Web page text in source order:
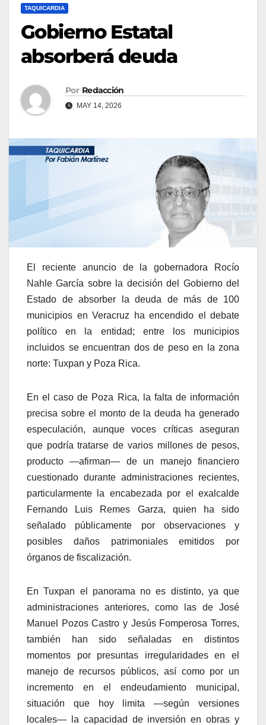
TAQUICARDIA
Gobierno Estatal
absorberá deuda
Por Redacción
MAY 14, 2026
El reciente anuncio de la gobernadora Rocío
Nahle García sobre la decisión del Gobierno del
Estado de absorber la deuda de más de 100
municipios en Veracruz ha encendido el debate
político en la entidad; entre los municipios
incluidos se encuentran dos de peso en la zona
norte: Tuxpan y Poza Rica.
En el caso de Poza Rica, la falta de información
precisa sobre el monto de la deuda ha generado
especulación, aunque voces críticas aseguran
que podría tratarse de varios millones de pesos,
producto —afirman— de un manejo financiero
cuestionado durante administraciones recientes,
particularmente la encabezada por el exalcalde
Fernando Luis Remes Garza, quien ha sido
señalado públicamente por observaciones y
posibles daños patrimoniales emitidos por
órganos de fiscalización.
En Tuxpan el panorama no es distinto, ya que
administraciones anteriores, como las de José
Manuel Pozos Castro y Jesús Fomperosa Torres,
también han sido señaladas en distintos
momentos por presuntas irregularidades en el
manejo de recursos públicos, así como por un
incremento en el endeudamiento municipal,
situación que hoy limita —según versiones
locales— la capacidad de inversión en obras y